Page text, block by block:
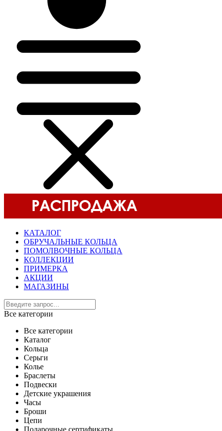
КАТАЛОГ
ОБРУЧАЛЬНЫЕ КОЛЬЦА
ПОМОЛВОЧНЫЕ КОЛЬЦА
КОЛЛЕКЦИИ
ПРИМЕРКА
АКЦИИ
МАГАЗИНЫ
Все категории
Все категории
Каталог
Кольца
Серьги
Колье
Браслеты
Подвески
Детские украшения
Часы
Броши
Цепи
Подарочные сертификаты